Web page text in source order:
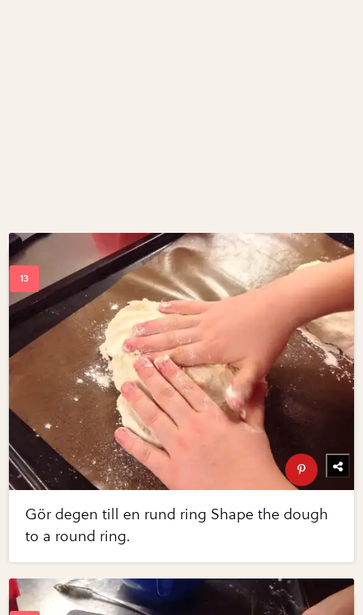
Gör degen till en rund ring Shape the dough
to a round ring.